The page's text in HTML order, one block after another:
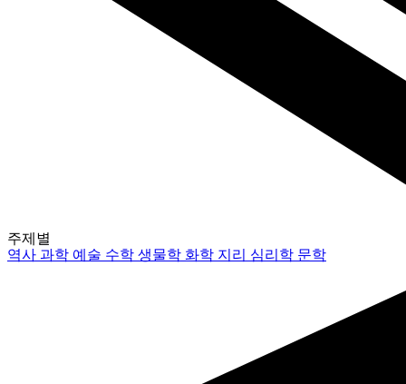
주제별
역사과학 예술 수학생물학 화학 지리 심리학 문학